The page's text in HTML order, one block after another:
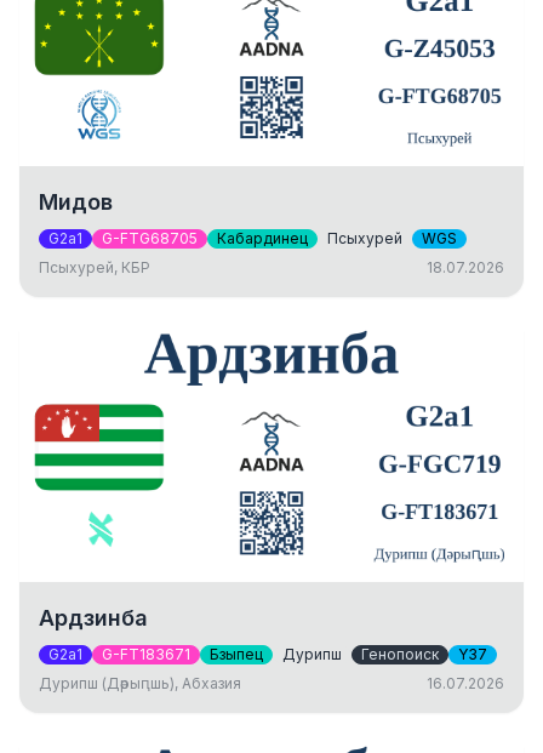
Мидов
G2a1 G-FTG68705 Кабардинец Псыхурей
WGS
Псыхурей, КБР
18.07.2026
Ардзинба
G2a1 G-FT183671 Бзыпец Дурипш Генопоиск
Y37
Дурипш (Дәрыԥшь), Абхазия
16.07.2026